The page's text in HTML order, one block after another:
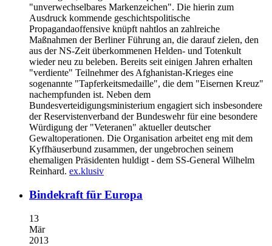
"unverwechselbares Markenzeichen". Die hierin zum
Ausdruck kommende geschichtspolitische
Propagandaoffensive knüpft nahtlos an zahlreiche
Maßnahmen der Berliner Führung an, die darauf zielen, den
aus der NS-Zeit überkommenen Helden- und Totenkult
wieder neu zu beleben. Bereits seit einigen Jahren erhalten
"verdiente" Teilnehmer des Afghanistan-Krieges eine
sogenannte "Tapferkeitsmedaille", die dem "Eisernen Kreuz"
nachempfunden ist. Neben dem
Bundesverteidigungsministerium engagiert sich insbesondere
der Reservistenverband der Bundeswehr für eine besondere
Würdigung der "Veteranen" aktueller deutscher
Gewaltoperationen. Die Organisation arbeitet eng mit dem
Kyffhäuserbund zusammen, der ungebrochen seinem
ehemaligen Präsidenten huldigt - dem SS-General Wilhelm
Reinhard. ex.klusiv
Bindekraft für Europa
13
Mär
2013